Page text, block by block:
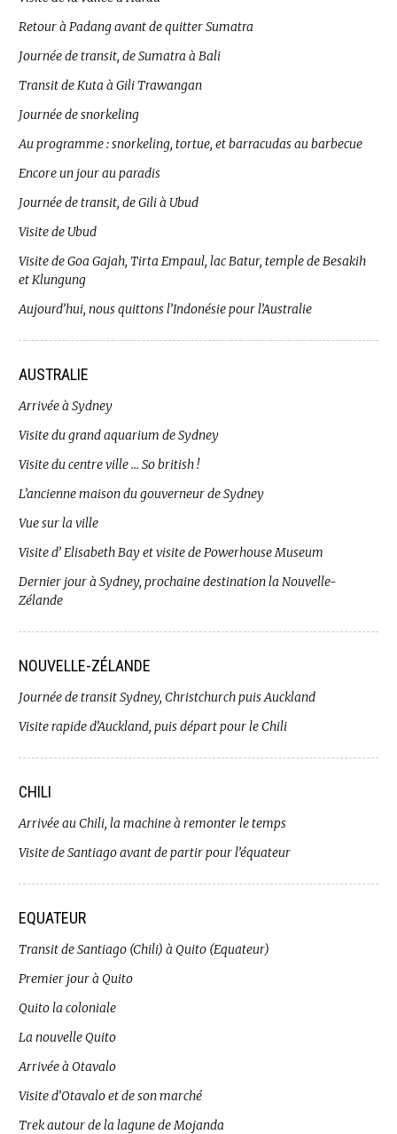
Retour à Padang avant de quitter Sumatra
Journée de transit, de Sumatra à Bali
Transit de Kuta à Gili Trawangan
Journée de snorkeling
Au programme : snorkeling, tortue, et barracudas au barbecue
Encore un jour au paradis
Journée de transit, de Gili à Ubud
Visite de Ubud
Visite de Goa Gajah, Tirta Empaul, lac Batur, temple de Besakih
et Klungung
Aujourd’hui, nous quittons l’Indonésie pour l’Australie
AUSTRALIE
Arrivée à Sydney
Visite du grand aquarium de Sydney
Visite du centre ville … So british !
L’ancienne maison du gouverneur de Sydney
Vue sur la ville
Visite d’ Elisabeth Bay et visite de Powerhouse Museum
Dernier jour à Sydney, prochaine destination la Nouvelle-
Zélande
NOUVELLE-ZÉLANDE
Journée de transit Sydney, Christchurch puis Auckland
Visite rapide d’Auckland, puis départ pour le Chili
CHILI
Arrivée au Chili, la machine à remonter le temps
Visite de Santiago avant de partir pour l’équateur
EQUATEUR
Transit de Santiago (Chili) à Quito (Equateur)
Premier jour à Quito
Quito la coloniale
La nouvelle Quito
Arrivée à Otavalo
Visite d’Otavalo et de son marché
Trek autour de la lagune de Mojanda